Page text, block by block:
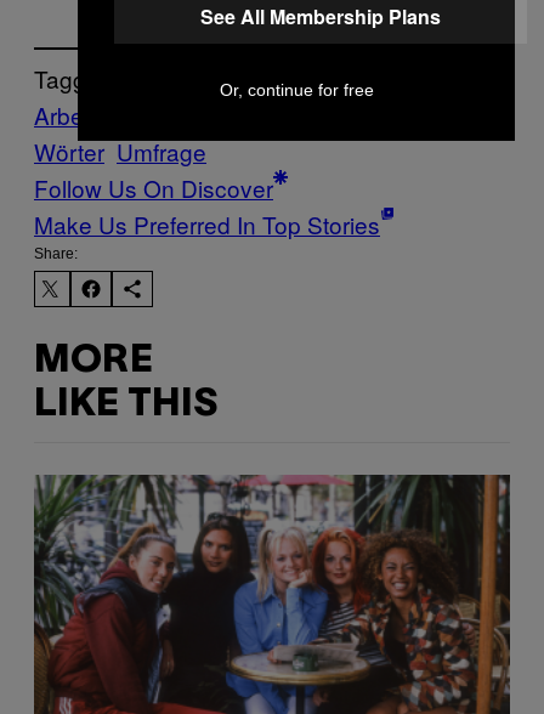
Tagged:
Arbeit
Wörter Umfrage
Follow Us On Discover
Make Us Preferred In Top Stories
Share:
MORE
LIKE THIS
See All Membership Plans
Or, continue for free